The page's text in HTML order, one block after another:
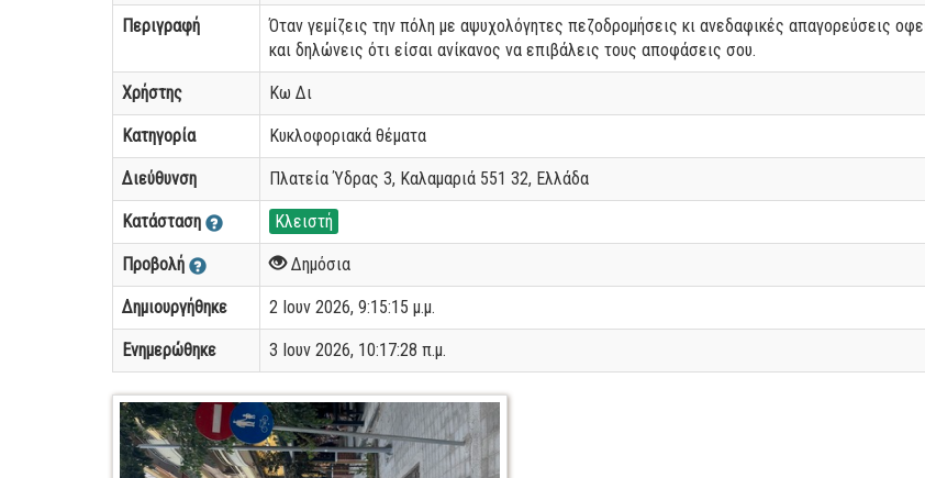
Περιγραφή
Όταν γεμίζεις την πόλη με αψυχολόγητες πεζοδρομήσεις κι ανεδαφικές απαγορεύσεις
και δηλώνεις ότι είσαι ανίκανος να επιβάλεις τους αποφάσεις σου.
Χρήστης Κω Δι
Κατηγορία Κυκλοφοριακά θέματα
Διεύθυνση Πλατεία Ύδρας 3, Καλαμαριά 551 32, Ελλάδα
Κατάσταση Κλειστή
Προβολή Δημόσια
Δημιουργήθηκε 2 Ιουν 2026, 9:15:15 μ.μ.
Ενημερώθηκε 3 Ιουν 2026, 10:17:28 π.μ.